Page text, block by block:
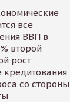
все
ВВП в
второй
рост
кредитования
со стороны